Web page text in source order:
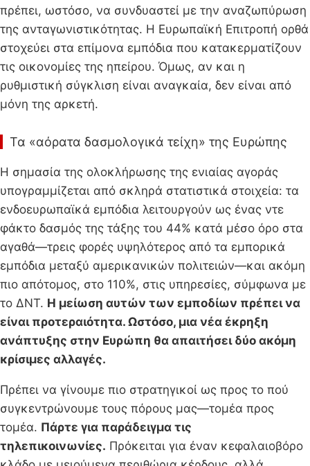
πρέπει, ωστόσο, να συνδυαστεί με την αναζωπύρωση
της ανταγωνιστικότητας. Η Ευρωπαϊκή Επιτροπή ορθά
στοχεύει στα επίμονα εμπόδια που κατακερματίζουν
τις οικονομίες της ηπείρου. Όμως, αν και η
ρυθμιστική σύγκλιση είναι αναγκαία, δεν είναι από
μόνη της αρκετή.
Τα «αόρατα δασμολογικά τείχη» της Ευρώπης
Η σημασία της ολοκλήρωσης της ενιαίας αγοράς
υπογραμμίζεται από σκληρά στατιστικά στοιχεία: τα
ενδοευρωπαϊκά εμπόδια λειτουργούν ως ένας ντε
φάκτο δασμός της τάξης του 44% κατά μέσο όρο στα
αγαθά—τρεις φορές υψηλότερος από τα εμπορικά
εμπόδια μεταξύ αμερικανικών πολιτειών—και ακόμη
πιο απότομος, στο 110%, στις υπηρεσίες, σύμφωνα με
το ΔΝΤ. Η μείωση αυτών των εμποδίων πρέπει να
είναι προτεραιότητα. Ωστόσο, μια νέα έκρηξη
ανάπτυξης στην Ευρώπη θα απαιτήσει δύο ακόμη
κρίσιμες αλλαγές.
Πρέπει να γίνουμε πιο στρατηγικοί ως προς το πού
συγκεντρώνουμε τους πόρους μας—τομέα προς
τομέα. Πάρτε για παράδειγμα τις
τηλεπικοινωνίες. Πρόκειται για έναν κεφαλαιοβόρο